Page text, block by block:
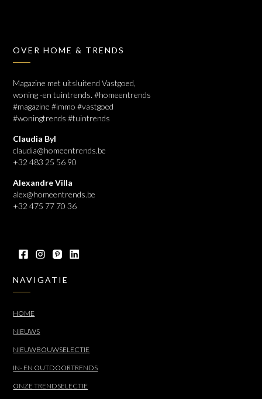
OVER HOME & TRENDS
Magazine met uitsluitend Vastgoed,
woning -en tuintrends. #homeentrends
#magazine #immo #vastgoed
#woningtrends #tuintrends
Claudia Byl
claudia@homeentrends.be
+32 483 25 56 90
Alexandre Villa
alex@homeentrends.be
+32 475 77 70 36
NAVIGATIE
HOME
NIEUWS
NIEUWBOUWSELECTIE
IN- EN OUTDOORTRENDS
ONZE TRENDSELECTIE